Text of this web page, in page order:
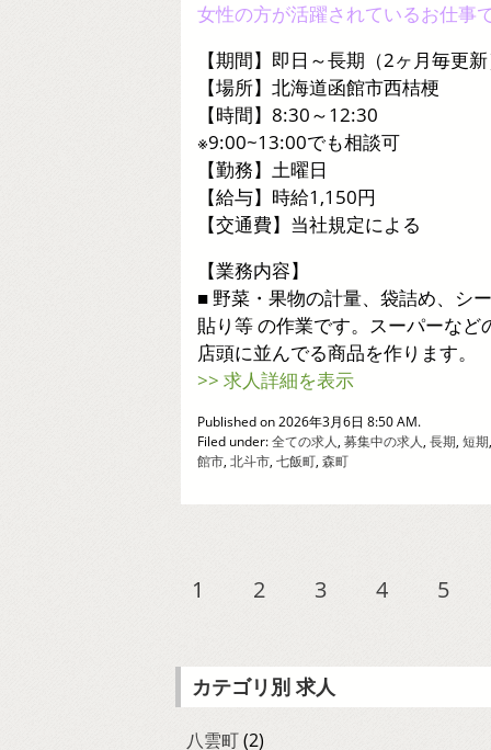
女性の方が活躍されているお仕事
【期間】即日～長期（2ヶ月毎更
【場所】北海道函館市西桔梗
【時間】8:30～12:30
※9:00~13:00でも相談可
【勤務】土曜日
【給与】時給1,150円
【交通費】当社規定による
【業務内容】
■ 野菜・果物の計量、袋詰め、シ
貼り等 の作業です。スーパーなど
店頭に並んでる商品を作ります。
>> 求人詳細を表示
Published on 2026年3月6日 8:50 AM.
Filed under:全ての求人, 募集中の求人, 長期, 短期
館市, 北斗市, 七飯町, 森町
1 2 3 4 5
カテゴリ別 求人
八雲町(2)